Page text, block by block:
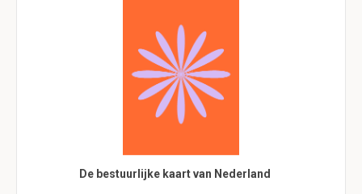
De bestuurlijke kaart van Nederland